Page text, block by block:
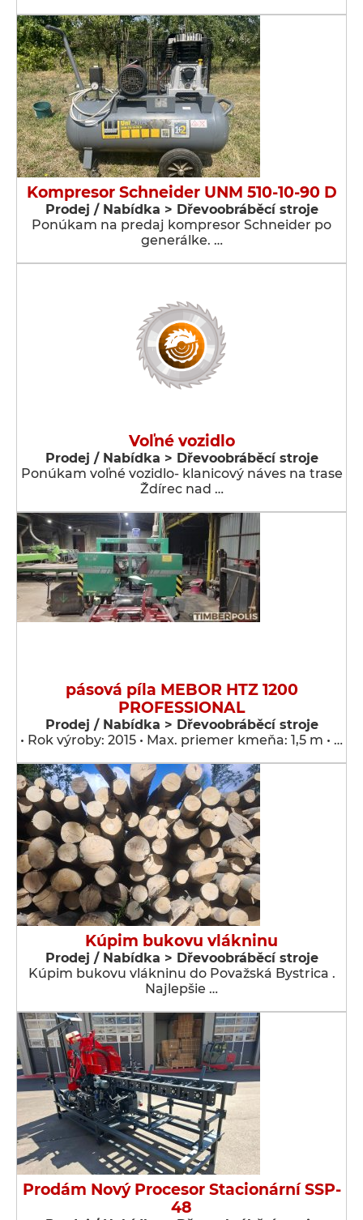
Kompresor Schneider UNM 510-10-90 D
Prodej / Nabídka > Dřevoobráběcí stroje
Ponúkam na predaj kompresor Schneider po
generálke. …
Voľné vozidlo
Prodej / Nabídka > Dřevoobráběcí stroje
Ponúkam voľné vozidlo- klanicový náves na trase
Ždírec nad …
pásová píla MEBOR HTZ 1200
PROFESSIONAL
Prodej / Nabídka > Dřevoobráběcí stroje
• Rok výroby: 2015 • Max. priemer kmeňa: 1,5 m • …
Kúpim bukovu vlákninu
Prodej / Nabídka > Dřevoobráběcí stroje
Kúpim bukovu vlákninu do Považská Bystrica .
Najlepšie …
Prodám Nový Procesor Stacionární SSP-
48